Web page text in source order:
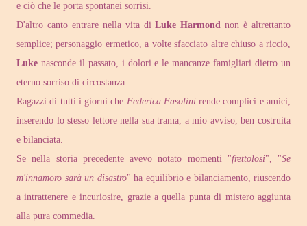
e ciò che le porta spontanei sorrisi.
D'altro canto entrare nella vita diLuke Harmond non è altrettanto
semplice; personaggio ermetico, a volte sfacciato altre chiuso a riccio,
Luke nasconde il passato, i dolori e le mancanze famigliari dietro un
eterno sorriso di circostanza.
Ragazzi di tutti i giorni che Federica Fasolinirende complici e amici,
inserendo lo stesso lettore nella sua trama, a mio avviso, ben costruita
e bilanciata.
Se nella storia precedente avevo notato momenti "frettolosi", "Se
m'innamoro sarà un disastro" ha equilibrio e bilanciamento, riuscendo
a intrattenere e incuriosire, grazie a quella punta di mistero aggiunta
alla pura commedia.